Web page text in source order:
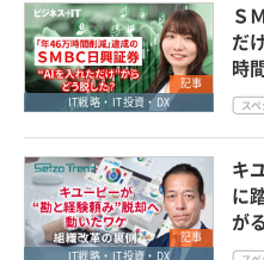
記事
IT戦略・IT投資・DX
Ｓ
だ
時
記事
IT戦略・IT投資・DX
キ
に
が